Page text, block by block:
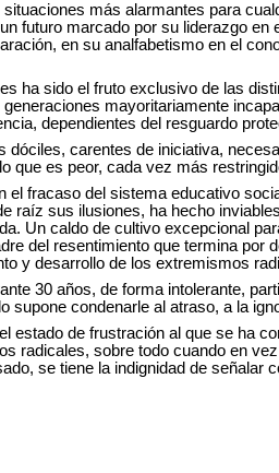
más alarmantes para
futuro marcado por su liderazgo en
en su analfabetismo en el
ha sido el fruto exclusivo de las
mayoritariamente
dependientes del resguardo
carentes de iniciativa,
que es peor, cada vez más
el fracaso del sistema educativo
raíz sus ilusiones, ha hecho
Un caldo de cultivo excepcional
del resentimiento que termina por
y desarrollo de los extremismos
30 años, de forma intolerante,
supone condenarle al atraso, a la
estado de frustración al que se ha
radicales, sobre todo cuando en
se tiene la indignidad de señalar